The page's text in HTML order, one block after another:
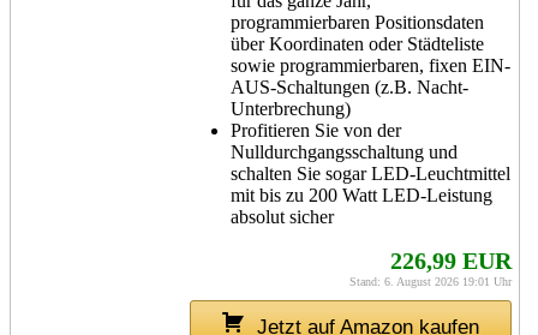
programmierbaren Positionsdaten
über Koordinaten oder Städteliste
sowie programmierbaren, fixen EIN-
AUS-Schaltungen (z.B. Nacht-
Unterbrechung)
Profitieren Sie von der
Nulldurchgangsschaltung und
schalten Sie sogar LED-Leuchtmittel
mit bis zu 200 Watt LED-Leistung
absolut sicher
226,99 EUR
Stand: 6. August 2026 19:01 Uhr
Jetzt auf Amazon kaufen